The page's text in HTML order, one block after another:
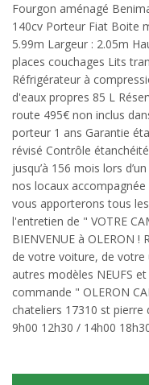
Fourgon aménagé
140cv Porteur Fiat Boite
5.99m Largeur : 2.05m
places couchages Lits
Réfrigérateur à
d'eaux propres 85 L
route 495€ non inclus
porteur 1 ans Garantie
révisé Contrôle
jusqu’à 156 mois lors
nos locaux
vous apporterons tous
l'entretien de " VOTRE
BIENVENUE à OLERON
de votre voiture, de
autres modèles NEUFS
commande " OLERON
chateliers 17310 st
9h00 12h30 / 14h00